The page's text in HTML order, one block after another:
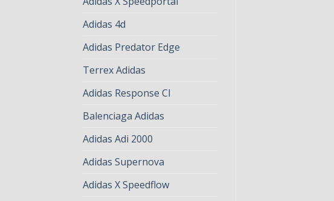
Adidas 4d
Adidas Predator Edge
Terrex Adidas
Adidas Response Cl
Balenciaga Adidas
Adidas Adi 2000
Adidas Supernova
Adidas X Speedflow